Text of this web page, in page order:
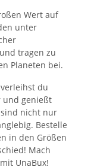
Wert auf
unter
tragen zu
Planeten bei.
du
und genießt
nicht nur
Bestelle
in den Größen
Mach
UnaBux!